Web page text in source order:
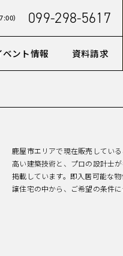
） 099-298-5617
ベント情報 資料請求
鹿屋市エリアで現在販売してい
高い建築技術と、プロの設計士
掲載しています。即入居可能な
譲住宅の中から、ご希望の条件